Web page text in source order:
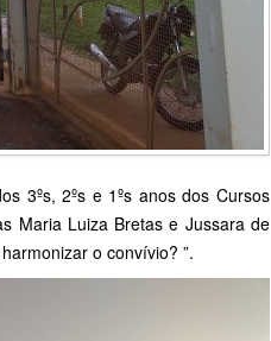
3ºs, 2ºs e 1ºs anos dos Cursos
Maria Luiza Bretas e Jussara de
o convívio? ”.